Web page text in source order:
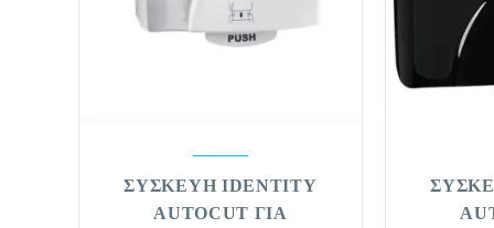
ΣΥΣΚΕΥΗ IDENTITY
AUTOCUT ΓΙΑ